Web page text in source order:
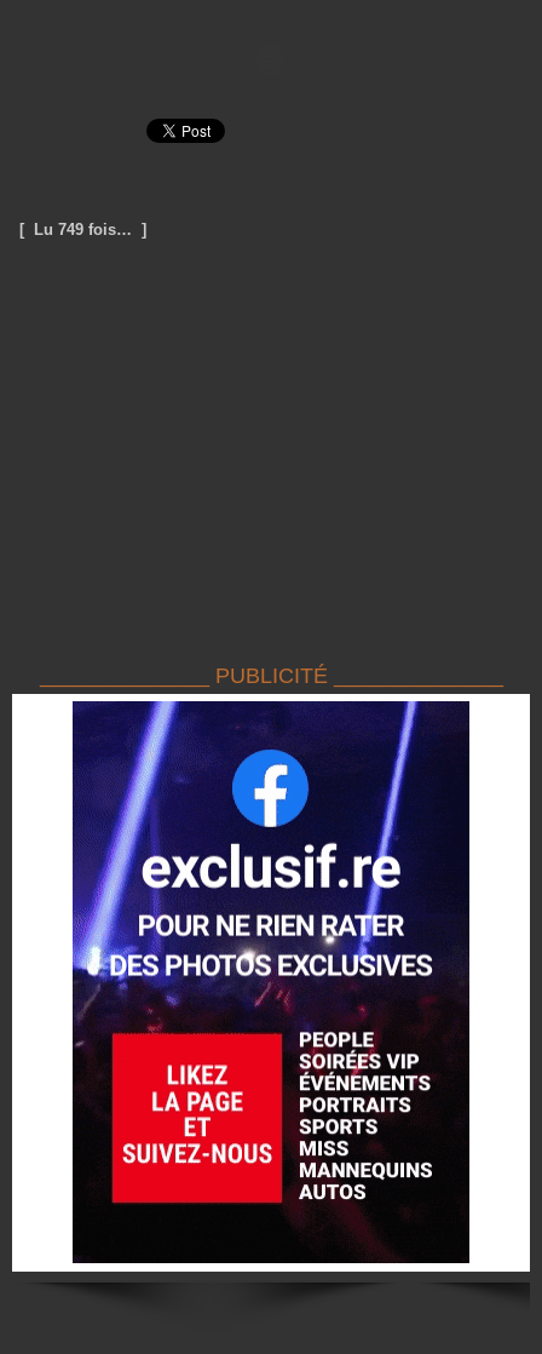
[ Lu 749 fois… ]
______________ PUBLICITÉ ______________